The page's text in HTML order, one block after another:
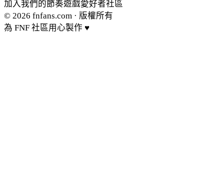
加入我們的節奏遊戲愛好者社區
© 2026 fnfans.com · 版權所有
為 FNF 社區用心製作 ♥